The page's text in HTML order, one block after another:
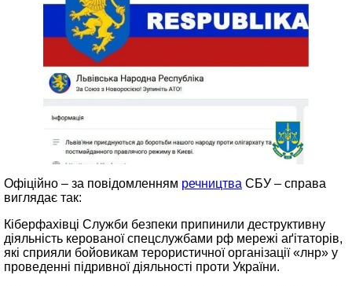
Офіційно – за повідомленням речництва СБУ – справа
виглядає так:
Кіберфахівці Служби безпеки припинили деструктивну
діяльність керованої спецслужбами рф мережі аґітаторів,
які сприяли бойовикам терористичної організації «лнр» у
проведенні підривної діяльності проти України.